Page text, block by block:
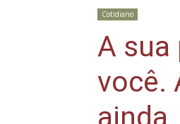
Cotidiano
A
você.
ainda